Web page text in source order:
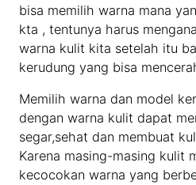
bisa memilih warna mana
kta , tentunya harus
warna kulit kita setelah itu
kerudung yang bisa
Memilih warna dan model
dengan warna kulit dapat
segar,sehat dan membuat
Karena masing-masing kulit
kecocokan warna yang